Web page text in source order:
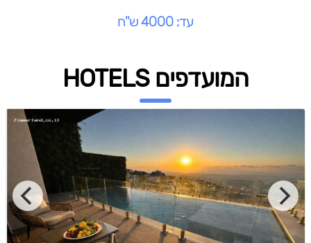
עד: 4000 ש"ח
המועדפים HOTELS